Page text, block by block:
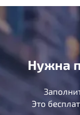
Нужна
Это